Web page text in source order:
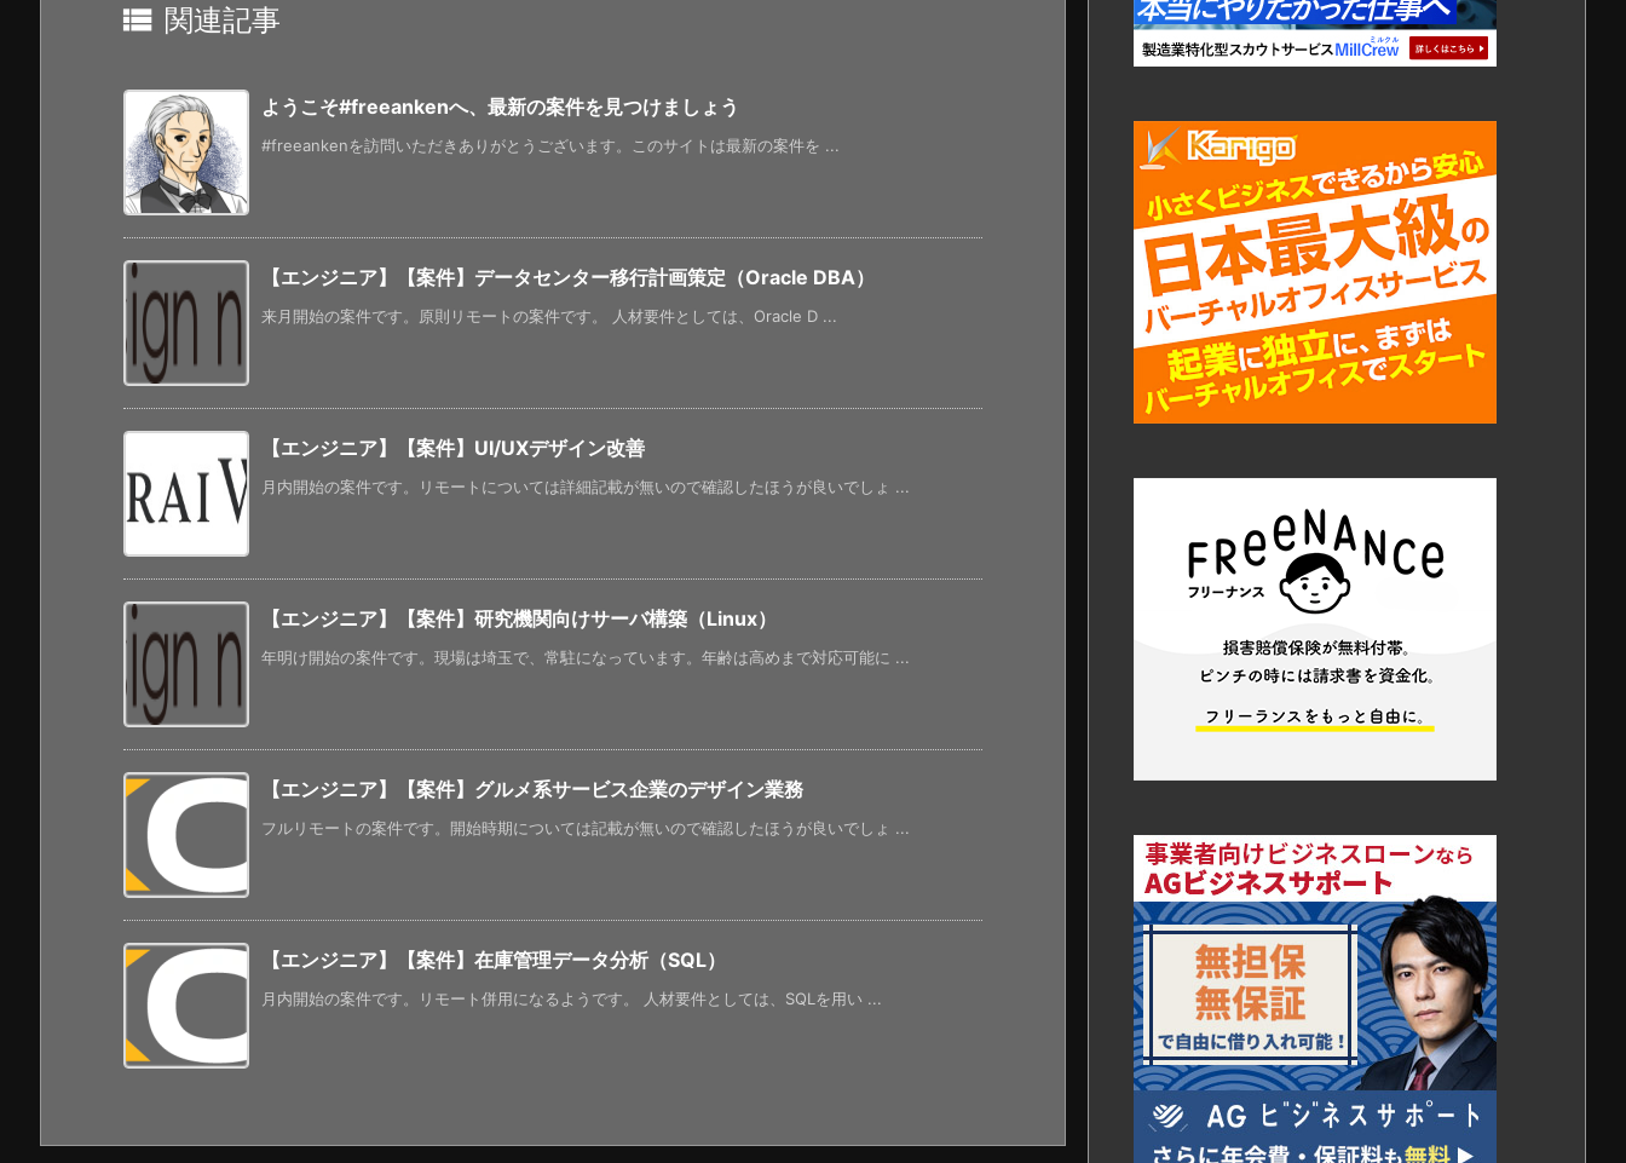
 関連記事
ようこそ#freeankenへ、最新の案件を見つけましょう
#freeankenを訪問いただきありがとうございます。このサイトは最新の案件を ...
【エンジニア】【案件】データセンター移行計画策定（Oracle DBA）
来月開始の案件です。原則リモートの案件です。 人材要件としては、Oracle D ...
【エンジニア】【案件】UI/UXデザイン改善
月内開始の案件です。リモートについては詳細記載が無いので確認したほうが良いでしょ ...
【エンジニア】【案件】研究機関向けサーバ構築（Linux）
年明け開始の案件です。現場は埼玉で、常駐になっています。年齢は高めまで対応可能に ...
【エンジニア】【案件】グルメ系サービス企業のデザイン業務
フルリモートの案件です。開始時期については記載が無いので確認したほうが良いでしょ ...
【エンジニア】【案件】在庫管理データ分析（SQL）
月内開始の案件です。リモート併用になるようです。 人材要件としては、SQLを用い ...